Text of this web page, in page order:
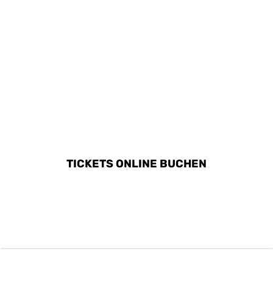
TICKETS ONLINE BUCHEN